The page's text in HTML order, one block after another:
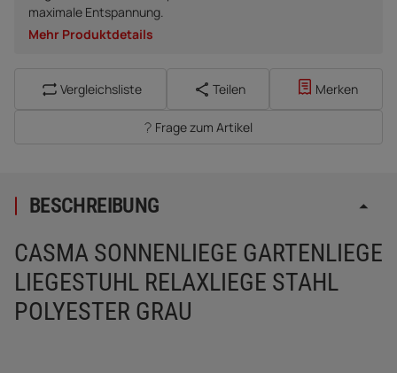
maximale Entspannung.
Mehr Produktdetails
Vergleichsliste Teilen Merken
Frage zum Artikel
BESCHREIBUNG
CASMA SONNENLIEGE GARTENLIEGE
LIEGESTUHL RELAXLIEGE STAHL
POLYESTER GRAU